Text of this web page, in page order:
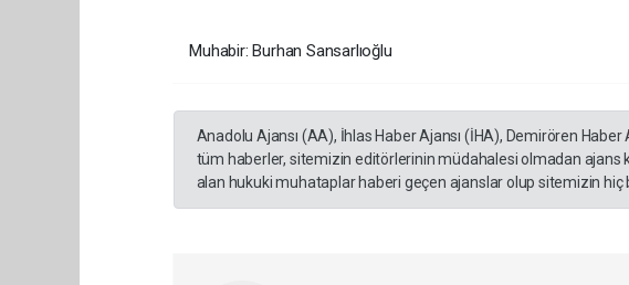
Muhabir: Burhan Sansarlıoğlu
Anadolu Ajansı (AA), İhlas Haber Ajansı (İHA), Demirören
tüm haberler, sitemizin editörlerinin müdahalesi olmadan ajans
alan hukuki muhataplar haberi geçen ajanslar olup sitemizin hiç